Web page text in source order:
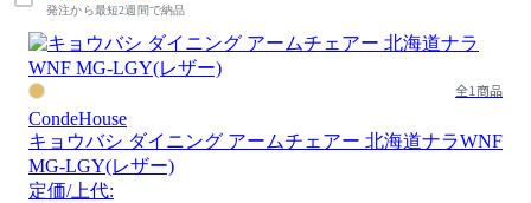
発注から最短2週間で納品
全1商品
CondeHouse
キョウバシ ダイニング アームチェアー 北海道ナラWNF
MG-LGY(レザー)
定価/上代: